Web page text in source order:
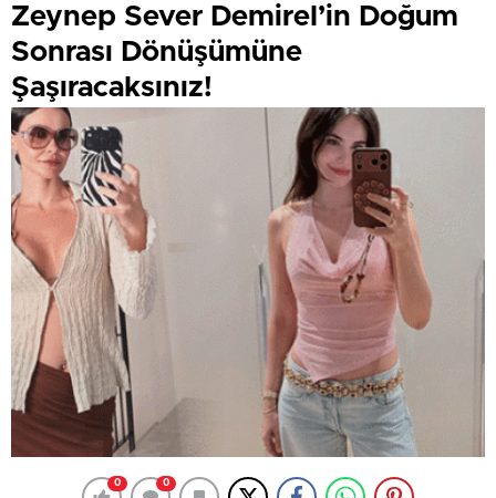
Zeynep Sever Demirel’in Doğum
Sonrası Dönüşümüne
Şaşıracaksınız!
0 0